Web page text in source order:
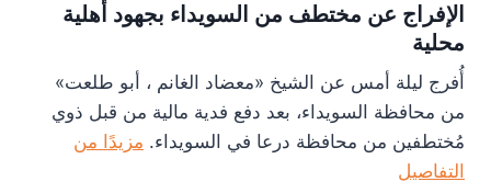
الإفراج عن مختطف من السويداء بجهود أهلية
محلية
أُفرج ليلة أمس عن الشيخ «معضاد الغانم ، أبو طلعت»
من محافظة السويداء، بعد دفع فدية مالية من قبل ذوي
مُختطفين من محافظة درعا في السويداء. مزيدًا من
التفاصيل